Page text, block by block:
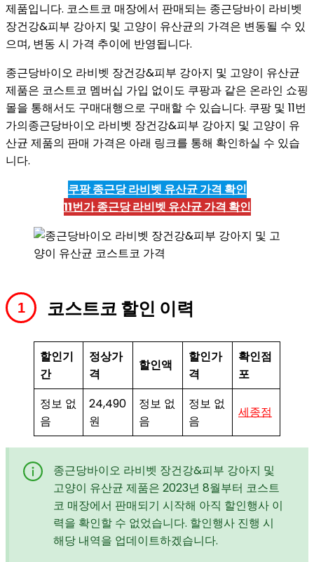
제품입니다. 코스트코 매장에서 판매되는 종근당바이 라비벳
장건강&피부 강아지 및 고양이 유산균의 가격은 변동될 수 있
으며, 변동 시 가격 추이에 반영됩니다.
종근당바이오 라비벳 장건강&피부 강아지 및 고양이 유산균
제품은 코스트코 멤버십 가입 없이도 쿠팡과 같은 온라인 쇼핑
몰을 통해서도 구매대행으로 구매할 수 있습니다. 쿠팡 및 11번
가의종근당바이오 라비벳 장건강&피부 강아지 및 고양이 유
산균 제품의 판매 가격은 아래 링크를 통해 확인하실 수 있습
니다.
쿠팡 종근당 라비벳 유산균 가격 확인
11번가종근당 라비벳 유산균 가격 확인
코스트코 할인 이력
할인기
간
정상가
격
할인액
할인가
격
확인점
포
정보 없
음
24,490
원
정보 없
음
정보 없
음
세종점
종근당바이오 라비벳 장건강&피부 강아지 및
고양이 유산균 제품은 2023년 8월부터 코스트
코 매장에서 판매되기 시작해 아직 할인행사 이
력을 확인할 수 없었습니다. 할인행사 진행 시
해당 내역을 업데이트하겠습니다.